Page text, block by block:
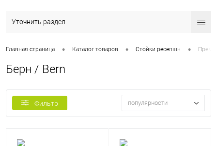
Уточнить раздел
Главная страница • Каталог товаров • Стойки ресепшн •
Берн / Bern
Фильтр популярности